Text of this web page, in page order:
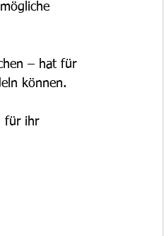
– hat für
können.
für ihr